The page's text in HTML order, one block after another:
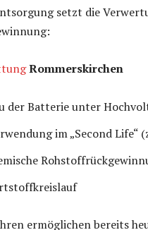
setzt die
Rommerskirchen
der Batterie unter
im „Second Life“
ermöglichen bereits